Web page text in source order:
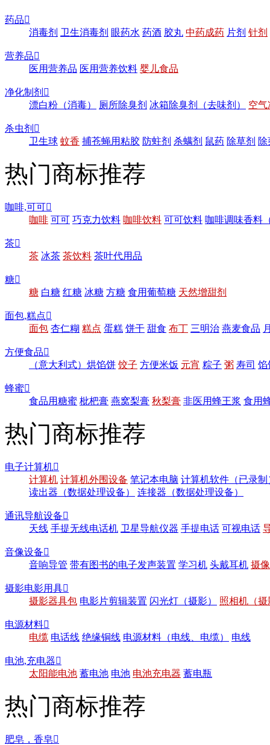
药品
消毒剂 卫生消毒剂 眼药水 药酒 胶丸 中药成药 片剂 针剂
营养品
医用营养品 医用营养饮料 婴儿食品
净化制剂 
漂白粉（消毒）
厕所除臭剂 冰箱除臭剂（去味剂） 空气
杀虫剂 
卫生球 蚊香 捕苍蝇用粘胶 防蛀剂 杀螨剂 鼠药 除草剂
热门商标推荐
咖啡,可可
咖啡 可可 巧克力饮料 咖啡饮料 可可饮料 咖啡调味香料
茶
茶 冰茶 茶饮料 茶叶代用品
糖
糖 白糖 红糖 冰糖 方糖 食用葡萄糖 天然增甜剂
面包,糕点
面包 杏仁糊 糕点 蛋糕 饼干 甜食 布丁 三明治 燕麦食品
方便食品
（意大利式）烘馅饼 饺子 方便米饭 元宵 粽子 粥 寿司 馅
蜂蜜
食品用糖蜜 枇杷膏 燕窝梨膏 秋梨膏 非医用蜂王浆 食用
热门商标推荐
电子计算机
计算机 计算机外围设备 笔记本电脑 计算机软件（已录制
读出器（数据处理设备）
连接器（数据处理设备）
通讯导航设备
天线 手提无线电话机 卫星导航仪器 手提电话 可视电话
音像设备
音响导管 带有图书的电子发声装置 学习机 头戴耳机 摄
摄影电影用具
摄影器具包 电影片剪辑装置 闪光灯（摄影） 照相机（摄
电源材料
电缆 电话线 绝缘铜线 电源材料（电线、电缆） 电线
电池,充电器
太阳能电池 蓄电池 电池 电池充电器 蓄电瓶
热门商标推荐
肥皂，香皂